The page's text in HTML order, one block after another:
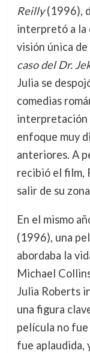
Reilly(1996),
interpretó a la
visión única
caso del Dr.
Julia se
comedias
interpretación
enfoque muy
anteriores. A
recibió el film,
salir de su
En el mismo
(1996), una
abordaba la
Michael
Julia Roberts
una figura
película no
fue aplaudida,